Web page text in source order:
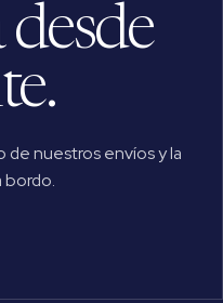
de nuestros envíos y la
bordo.